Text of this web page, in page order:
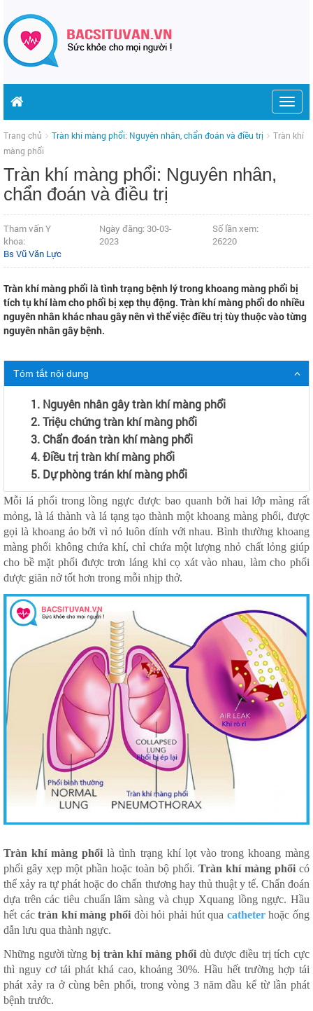
Trang chủ Tràn khí màng phổi: Nguyên nhân, chẩn đoán và điều trị
Tràn khí
màng phổi
Tràn khí màng phổi: Nguyên nhân,
chẩn đoán và điều trị
Tham vấn Y
khoa:
Bs Vũ Văn Lực
Ngày đăng: 30-03-
2023
Số lần xem:
26220
Tràn khí màng phổi là tình trạng bệnh lý trong khoang màng phổi bị
tích tụ khí làm cho phổi bị xẹp thụ động. Tràn khí màng phổi do nhiều
nguyên nhân khác nhau gây nên vì thể việc điều trị tùy thuộc vào từng
nguyên nhân gây bệnh.
Tóm tắt nội dung
1. Nguyên nhân gây tràn khí màng phổi
2. Triệu chứng tràn khí màng phổi
3. Chẩn đoán tràn khí màng phổi
4. Điều trị tràn khí màng phổi
5. Dự phòng trán khí màng phổi
Mỗi lá phổi trong lồng ngực được bao quanh bởi hai lớp màng rất
mỏng, là lá thành và lá tạng tạo thành một khoang màng phổi, được
gọi là khoang ảo bởi vì nó luôn dính với nhau. Bình thường khoang
màng phổi không chứa khí, chỉ chứa một lượng nhỏ chất lỏng giúp
cho bề mặt phổi được trơn láng khi cọ xát vào nhau, làm cho phổi
được giãn nở tốt hơn trong mỗi nhịp thở.
Tràn khí màng phổi là tình trạng khí lọt vào trong khoang màng
phổi gây xẹp một phần hoặc toàn bộ phổi. Tràn khí màng phổi có
thể xảy ra tự phát hoặc do chấn thương hay thủ thuật y tế. Chẩn đoán
dựa trên các tiêu chuẩn lâm sàng và chụp Xquang lồng ngực. Hầu
hết cáctràn khí màng phổi đòi hỏi phải hút qua catheterhoặc ống
dẫn lưu qua thành ngực.
Những người từngbị tràn khí màng phổidù được điều trị tích cực
thì nguy cơ tái phát khá cao, khoảng 30%. Hầu hết trường hợp tái
phát xảy ra ở cùng bên phổi, trong vòng 3 năm đầu kể từ lần phát
bệnh trước.